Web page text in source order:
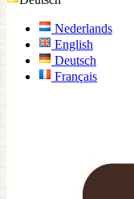
Nederlands
English
Deutsch
Français